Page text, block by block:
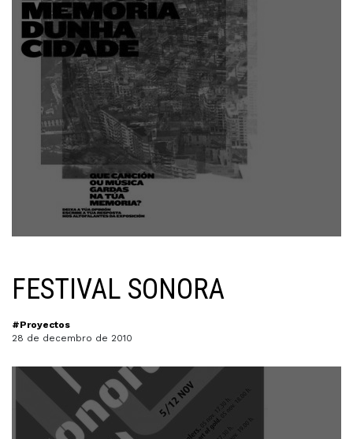
FESTIVAL SONORA
#Proyectos
28 de decembro de 2010